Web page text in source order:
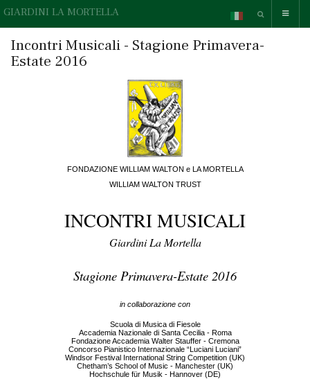
GIARDINI LA MORTELLA
Incontri Musicali - Stagione Primavera-
Estate 2016
FONDAZIONE WILLIAM WALTON e LA MORTELLA
WILLIAM WALTON TRUST
INCONTRI MUSICALI
Giardini La Mortella
Stagione Primavera-Estate 2016
in collaborazione con
Scuola di Musica di Fiesole
Accademia Nazionale di Santa Cecilia - Roma
Fondazione Accademia Walter Stauffer - Cremona
Concorso Pianistico Internazionale “Luciani Luciani”
Windsor Festival International String Competition (UK)
Chetham’s School of Music - Manchester (UK)
Hochschule für Musik - Hannover (DE)